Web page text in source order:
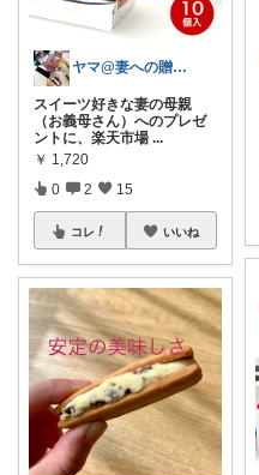
ヤマ@妻への贈り物と喜ばれるギフト
スイーツ好きな妻の母親
（お義母さん）へのプレゼ
ントに、楽天市場 ...
￥ 1,720
0 2 15
コレ いいね